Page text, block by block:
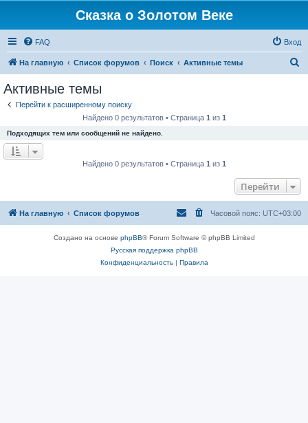
Сказка о Золотом Веке
FAQ Вход
На главную Список форумов Поиск Активные темы
Активные темы
Перейти к расширенному поиску
Найдено 0 результатов • Страница 1 из 1
Подходящих тем или сообщений не найдено.
Найдено 0 результатов • Страница 1 из 1
Перейти
На главную Список форумов Часовой пояс: UTC+03:00
Создано на основе phpBB® Forum Software © phpBB Limited
Русская поддержка phpBB
Конфиденциальность| Правила